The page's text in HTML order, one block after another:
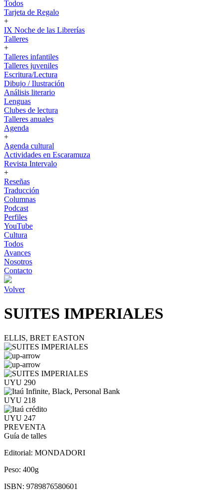
Todos
Tarjeta de Regalo
+
IX Noche de las Librerías
Talleres
+
Talleres infantiles
Talleres juveniles
Escritura/Lectura
Dibujo / Ilustración
Análisis literario
Lenguas
Clubes de lectura
Talleres anuales
Agenda
+
Agenda cultural
Actividades en Escaramuza
Revista Intervalo
+
Reseñas
Traducción
Columnas
Podcast
Perfiles
YouTube
Cultura
Todos
Avances
Nosotros
Contacto
Volver
SUITES IMPERIALES
ELLIS, BRET EASTON
UYU 290
UYU 218
UYU 247
PREVENTA
Guía de talles
Editorial: MONDADORI
Peso: 400g
ISBN: 9789876580601